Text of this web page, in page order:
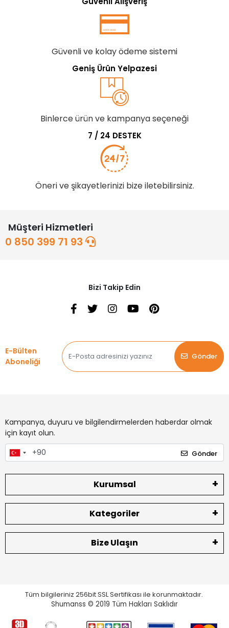
Güvenli ve kolay ödeme sistemi
Geniş Ürün Yelpazesi
Binlerce ürün ve kampanya seçeneği
7 / 24 DESTEK
Öneri ve şikayetlerinizi bize iletebilirsiniz.
Müşteri Hizmetleri
0 850 399 71 93
Bizi Takip Edin
E-Bülten
Aboneliği
Gönder
Kampanya, duyuru ve bilgilendirmelerden haberdar olmak
için kayıt olun.
Gönder
Kurumsal
Kategoriler
Bize Ulaşın
Tüm bilgileriniz 256bit SSL Sertifikası ile korunmaktadır.
Shumanss © 2019 Tüm Hakları Saklıdır